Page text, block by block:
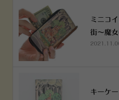
ミニコ
街～魔女
キーケ